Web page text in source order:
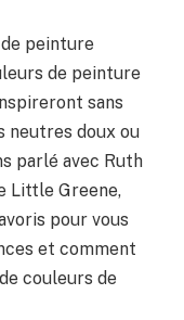
peinture
de peinture
sans
neutres doux ou
parlé avec Ruth
Little Greene,
pour vous
et comment
couleurs de